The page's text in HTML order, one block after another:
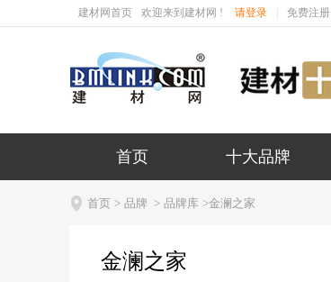
建材网首页 欢迎来到建材网 ! 请登录 免费注册
首页 十大品牌
 首页 > 品牌 > 品牌库 >金澜之家
金澜之家